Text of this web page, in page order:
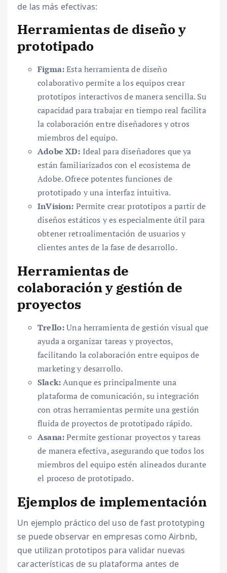
de las más efectivas:
Herramientas de diseño y
prototipado
Figma:Esta herramienta de diseño
colaborativo permite a los equipos crear
prototipos interactivos de manera sencilla. Su
capacidad para trabajar en tiempo real facilita
la colaboración entre diseñadores y otros
miembros del equipo.
Adobe XD: Ideal para diseñadores que ya
están familiarizados con el ecosistema de
Adobe. Ofrece potentes funciones de
prototipado y una interfaz intuitiva.
InVision: Permite crear prototipos a partir de
diseños estáticos y es especialmente útil para
obtener retroalimentación de usuarios y
clientes antes de la fase de desarrollo.
Herramientas de
colaboración y gestión de
proyectos
Trello:Una herramienta de gestión visual que
ayuda a organizar tareas y proyectos,
facilitando la colaboración entre equipos de
marketing y desarrollo.
Slack:Aunque es principalmente una
plataforma de comunicación, su integración
con otras herramientas permite una gestión
fluida de proyectos de prototipado rápido.
Asana:Permite gestionar proyectos y tareas
de manera efectiva, asegurando que todos los
miembros del equipo estén alineados durante
el proceso de prototipado.
Ejemplos de implementación
Un ejemplo práctico del uso de fast prototyping
se puede observar en empresas como Airbnb,
que utilizan prototipos para validar nuevas
características de su plataforma antes de